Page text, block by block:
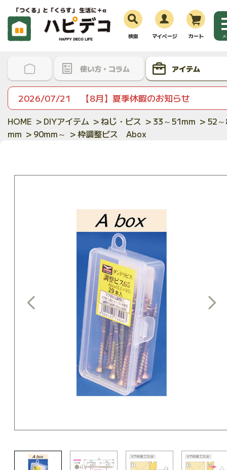
検索 マイページ カート メ
使い方・コラム アイテム
2026/07/21 【8月】夏季休暇のお知らせ
HOME > DIYアイテム >ねじ・ビス > 33～51mm > 52
mm > 90mm～ > 枠調整ビス Abox
Previous